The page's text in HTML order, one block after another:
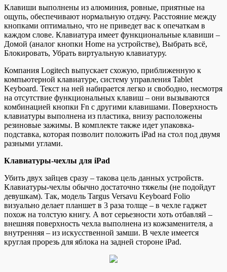
Клавиши выполнены из алюминия, ровные, приятные на
ощупь, обеспечивают нормальную отдачу. Расстояние между
кнопками оптимально, что не приведет вас к опечаткам в
каждом слове. Клавиатура имеет функциональные клавиши –
Домой (аналог кнопки Home на устройстве), Выбрать всё,
Блокировать, Убрать виртуальную клавиатуру.
Компания Logitech выпускает схожую, приближенную к
компьютерной клавиатуре, систему управления Tablet
Keyboard. Текст на ней набирается легко и свободно, несмотря
на отсутствие функциональных клавиш – они вызываются
комбинацией кнопки Fn с другими клавишами. Поверхность
клавиатуры выполнена из пластика, внизу расположены
резиновые зажимы. В комплекте также идет упаковка-
подставка, которая позволит положить iPad на стол под двумя
разными углами.
Клавиатуры-чехлы для iPad
Убить двух зайцев сразу – такова цель данных устройств.
Клавиатуры-чехлы обычно достаточно тяжелы (не подойдут
девушкам). Так, модель Targus Versavu Keyboard Folio
визуально делает планшет в 3 раза толще – в чехле гаджет
похож на толстую книгу. А вот серьезности хоть отбавляй –
внешняя поверхность чехла выполнена из кожзаменителя, а
внутренняя – из искусственной замши. В чехле имеется
круглая прорезь для яблока на задней стороне iPad.